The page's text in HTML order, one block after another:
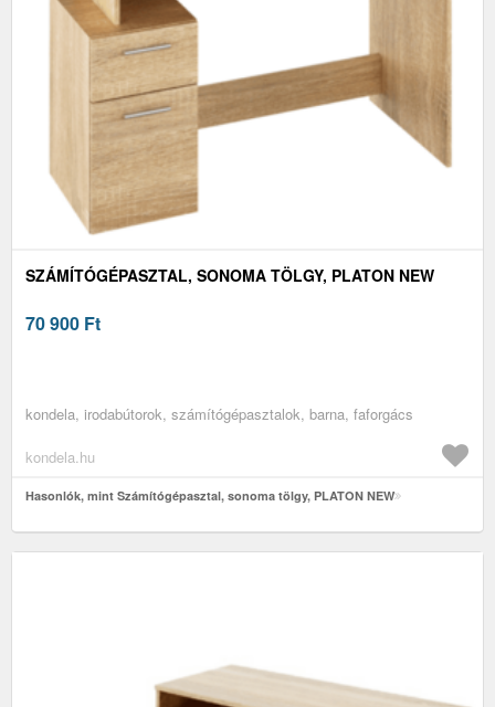
SZÁMÍTÓGÉPASZTAL, SONOMA TÖLGY, PLATON NEW
70 900 Ft
kondela, irodabútorok, számítógépasztalok, barna, faforgács
kondela.hu
Hasonlók, mint Számítógépasztal, sonoma tölgy, PLATON NEW